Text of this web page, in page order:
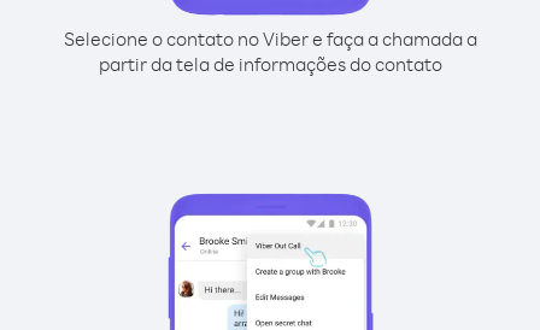
Selecione o contato no Viber e faça a chamada a
partir da tela de informações do contato